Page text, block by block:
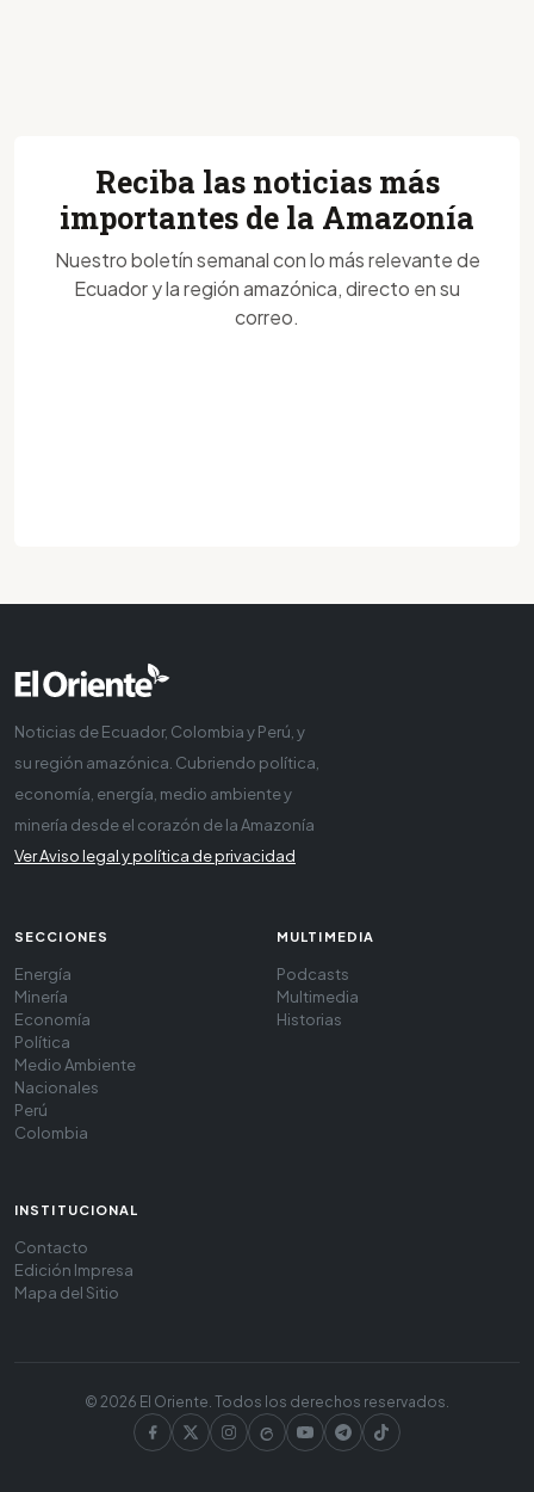
Reciba las noticias más
importantes de la Amazonía
Nuestro boletín semanal con lo más relevante de
Ecuador y la región amazónica, directo en su
correo.
Noticias de Ecuador, Colombia y Perú, y
su región amazónica. Cubriendo política,
economía, energía, medio ambiente y
minería desde el corazón de la Amazonía
Ver Aviso legal y política de privacidad
SECCIONES
Energía
Minería
Economía
Política
Medio Ambiente
Nacionales
Perú
Colombia
MULTIMEDIA
Podcasts
Multimedia
Historias
INSTITUCIONAL
Contacto
Edición Impresa
Mapa del Sitio
© 2026 El Oriente. Todos los derechos reservados.